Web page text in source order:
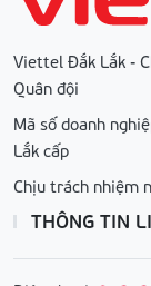
Viettel Đắk Lắk -
Quân đội
Mã số doanh
Lắk cấp
Chịu trách nhiệm
THÔNG TIN